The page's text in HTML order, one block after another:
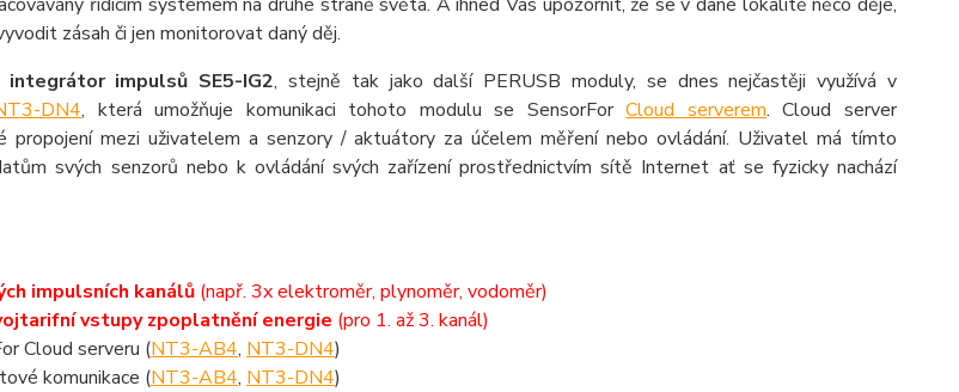
zásah či jen monitorovat daný děj.
impulsů SE5-IG2, stejně tak jako další PERUSB moduly, se dnes nejčastěji využívá v
DN4, která umožňuje komunikaci tohoto modulu se SensorForCloud serverem. Cloud server
propojení mezi uživatelem a senzory / aktuátory za účelem měření nebo ovládání. Uživatel má tímto
svých senzorů nebo k ovládání svých zařízení prostřednictvím sítě Internet ať se fyzicky nachází
impulsních kanálů (např. 3x elektroměr, plynoměr, vodoměr)
vstupy zpoplatnění energie (pro 1. až 3. kanál)
Cloud serveru (NT3-AB4, NT3-DN4)
komunikace (NT3-AB4, NT3-DN4)